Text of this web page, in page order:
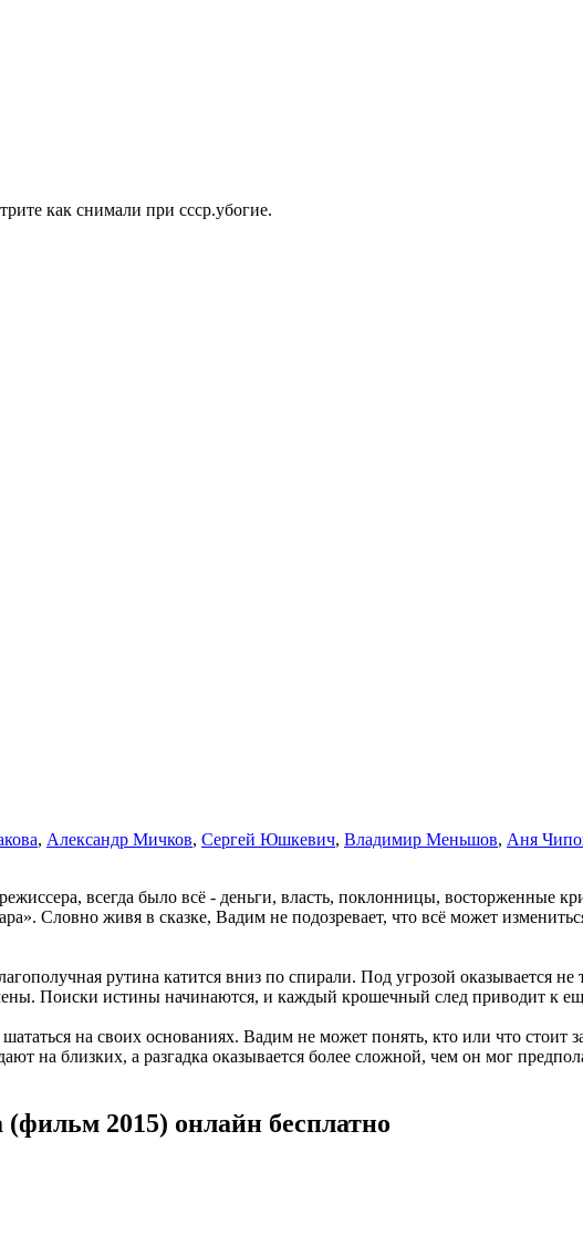
как снимали при ссср.убогие.
, Александр Мичков, Сергей Юшкевич, Владимир Меньшов, Аня
всегда было всё - деньги, власть, поклонницы, восторженные
Словно живя в сказке, Вадим не подозревает, что всё может
рутина катится вниз по спирали. Под угрозой оказывается
Поиски истины начинаются, и каждый крошечный след приводит к
на своих основаниях. Вадим не может понять, кто или что стоит
на близких, а разгадка оказывается более сложной, чем он мог
(фильм 2015) онлайн бесплатно